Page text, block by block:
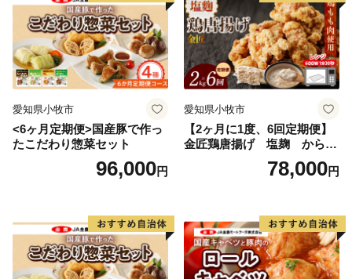
愛知県小牧市
<6ヶ月定期便>国産豚で作っ
たこだわり惣菜セット
96,000円
愛知県小牧市
【2ヶ月に1度、6回定期便】
金匠鶏唐揚げ 塩麹 からあ
78,000円